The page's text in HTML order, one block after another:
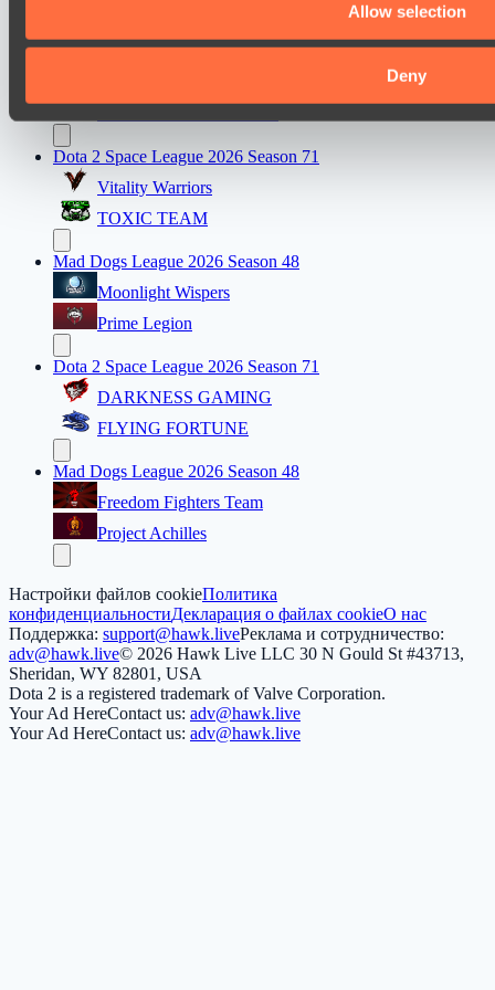
Allow selection
Deny
Dota 2 Space League 2026 Season 71
Dota 2 Space League 2026 Season 71
Vitality Warriors
TOXIC TEAM
Mad Dogs League 2026 Season 48
Moonlight Wispers
Prime Legion
Dota 2 Space League 2026 Season 71
DARKNESS GAMING
FLYING FORTUNE
Mad Dogs League 2026 Season 48
Freedom Fighters Team
Project Achilles
Настройки файлов cookieПолитика
конфиденциальностиДекларация о файлах cookieО нас
Поддержка: support@hawk.liveРеклама и сотрудничество:
adv@hawk.live© 2026 Hawk Live LLC 30 N Gould St #43713,
Sheridan, WY 82801, USA
Dota 2 is a registered trademark of Valve Corporation.
Your Ad HereContact us: adv@hawk.live
Your Ad HereContact us: adv@hawk.live